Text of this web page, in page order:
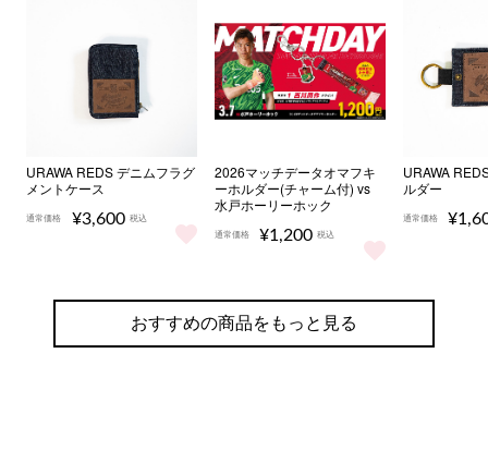
URAWA REDS デニムフラグ
メントケース
通常価格 ¥3,600 税込
URAWA REDS デニムフラグメントケース をもっと見る
2026マッチデータオマフキ
ーホルダー(チャーム付) vs
水戸ホーリーホック
通常価格 ¥1,200 税込
2026マッチデータオマフキーホ
URAWA
ルダー
通常価格
おすすめの商品をもっと見る